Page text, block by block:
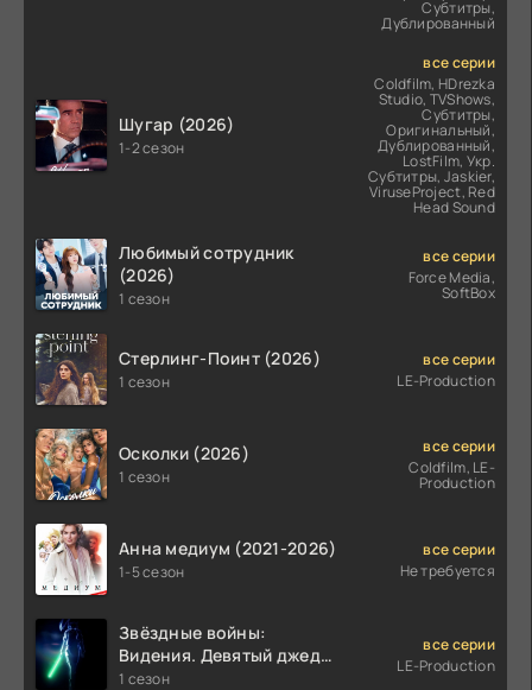
Субтитры,
Дублированный
Шугар (2026)
1-2 сезон
все серии
Coldfilm, HDrezka
Studio, TVShows,
Субтитры,
Оригинальный,
Дублированный,
LostFilm, Укр.
Субтитры, Jaskier,
ViruseProject, Red
Head Sound
Любимый сотрудник
(2026)
1 сезон
все серии
Force Media,
SoftBox
Стерлинг-Поинт (2026)
1 сезон
все серии
LE-Production
Осколки (2026)
1 сезон
все серии
Coldfilm, LE-
Production
Анна медиум (2021-2026)
1-5 сезон
все серии
Не требуется
Звёздные войны:
Видения. Девятый джедай
(2026)
1 сезон
все серии
LE-Production